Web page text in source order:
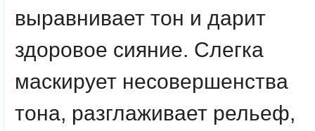
выравнивает тон и дарит
здоровое сияние. Слегка
маскирует несовершенства
тона, разглаживает рельеф,